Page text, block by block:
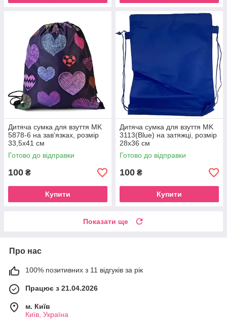
Дитяча сумка для взуття MK
5878-6 на зав'язках, розмір
33,5х41 см
Готово до відправки
100 ₴
Купити
Дитяча сумка для взуття MK
3113(Blue) на затяжці, розмір
28х36 см
Готово до відправки
100 ₴
Купити
Показати ще
Про нас
100% позитивних з 11 відгуків за рік
Працює з 21.04.2026
м. Київ
Київ, Україна